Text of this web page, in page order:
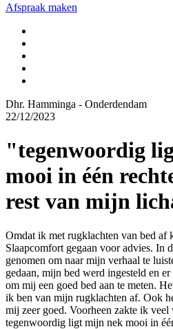
Afspraak maken
Dhr. Hamminga - Onderdendam
22/12/2023
"tegenwoordig
mooi in één
rest van mijn
Omdat ik met rugklachten van bed af
Slaapcomfort gegaan voor advies. In
genomen om naar mijn verhaal te
gedaan, mijn bed werd ingesteld en
om mij een goed bed aan te meten.
ik ben van mijn rugklachten af. Ook
mij zeer goed. Voorheen zakte ik
tegenwoordig ligt mijn nek mooi in